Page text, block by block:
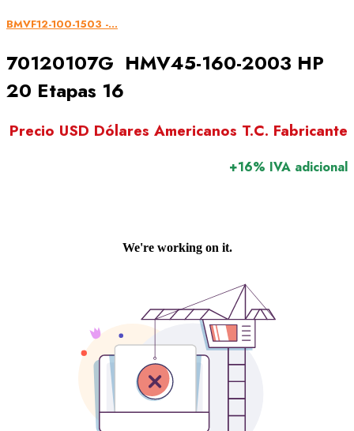
BMVF12-100-1503 -...
70120107G HMV45-160-2003 HP
20 Etapas 16
Precio USD Dólares Americanos T.C. Fabricante
+16% IVA adicional